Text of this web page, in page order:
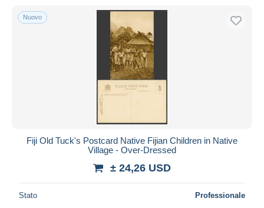
Nuovo
Fiji Old Tuck's Postcard Native Fijian Children in Native
Village - Over-Dressed
± 24,26 USD
Stato Professionale